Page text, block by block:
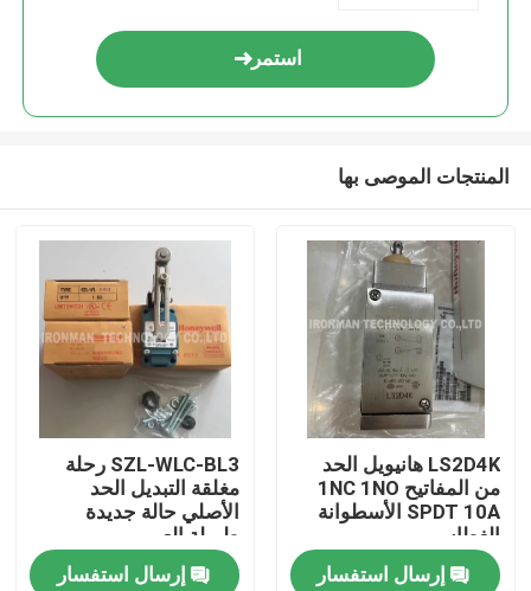
استمر
المنتجات الموصى بها
LS2D4K هانيويل الحد
من المفاتيح 1NC 1NO
SPDT 10A الأسطوانة
الغطاس
إرسال استفسار
SZL-WLC-BL3 رحلة
مغلقة التبديل الحد
الأصلي حالة جديدة
طويلة العمر
إرسال استفسار